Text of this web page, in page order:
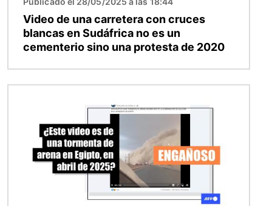
Video de una carretera con cruces
blancas en Sudáfrica no es un
cementerio sino una protesta de 2020